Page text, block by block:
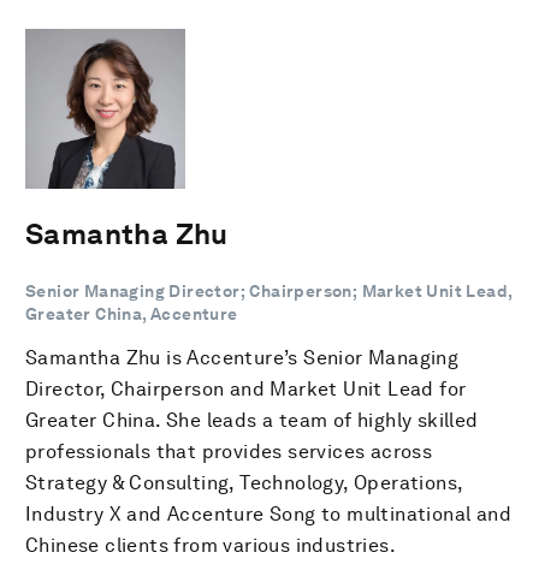
Samantha Zhu
Senior Managing Director; Chairperson; Market Unit Lead,
Greater China, Accenture
Samantha Zhu is Accenture’s Senior Managing
Director, Chairperson and Market Unit Lead for
Greater China. She leads a team of highly skilled
professionals that provides services across
Strategy & Consulting, Technology, Operations,
Industry X and Accenture Song to multinational and
Chinese clients from various industries.